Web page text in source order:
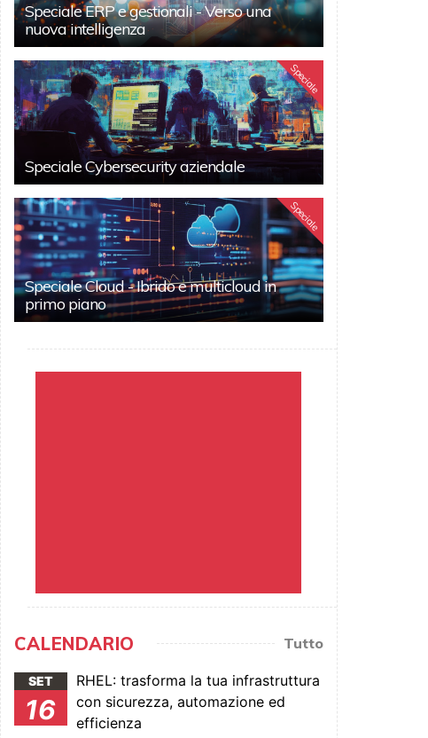
Speciale ERP e gestionali - Verso una
nuova intelligenza
Speciale
Speciale Cybersecurity aziendale
Speciale
Speciale Cloud - Ibrido e multicloud in
primo piano
CALENDARIO Tutto
SET
16
RHEL: trasforma la tua infrastruttura
con sicurezza, automazione ed
efficienza